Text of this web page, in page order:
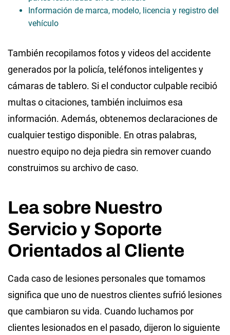
Información de marca, modelo, licencia y registro del
vehículo
También recopilamos fotos y videos del accidente
generados por la policía, teléfonos inteligentes y
cámaras de tablero. Si el conductor culpable recibió
multas o citaciones, también incluimos esa
información. Además, obtenemos declaraciones de
cualquier testigo disponible. En otras palabras,
nuestro equipo no deja piedra sin remover cuando
construimos su archivo de caso.
Lea sobre Nuestro
Servicio y Soporte
Orientados al Cliente
Cada caso de lesiones personales que tomamos
significa que uno de nuestros clientes sufrió lesiones
que cambiaron su vida. Cuando luchamos por
clientes lesionados en el pasado, dijeron lo siguiente